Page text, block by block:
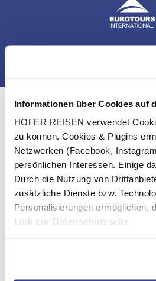
Informationen über Cookies auf
HOFER REISEN verwendet
zu können. Cookies & Plugins
Netzwerken (Facebook,
persönlichen Interessen. Einige
Durch die Nutzung von
zusätzliche Dienste bzw.
Personalisierungen ermöglichen,
Link zur Datenschutzseite